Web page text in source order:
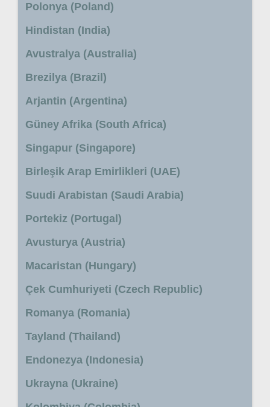
Polonya (Poland)
Hindistan (India)
Avustralya (Australia)
Brezilya (Brazil)
Arjantin (Argentina)
Güney Afrika (South Africa)
Singapur (Singapore)
Birleşik Arap Emirlikleri (UAE)
Suudi Arabistan (Saudi Arabia)
Portekiz (Portugal)
Avusturya (Austria)
Macaristan (Hungary)
Çek Cumhuriyeti (Czech Republic)
Romanya (Romania)
Tayland (Thailand)
Endonezya (Indonesia)
Ukrayna (Ukraine)